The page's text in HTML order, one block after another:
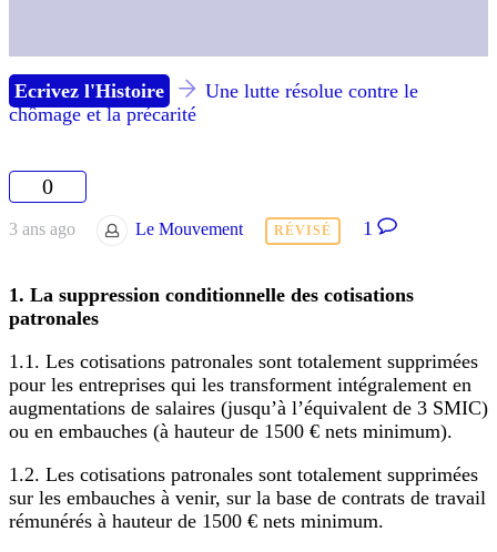
Ecrivez l'Histoire
Une lutte résolue contre le
chômage et la précarité
0
3 ans ago Le Mouvement RÉVISÉ 1
1. La suppression conditionnelle des cotisations
patronales
1.1. Les cotisations patronales sont totalement supprimées
pour les entreprises qui les transforment intégralement en
augmentations de salaires (jusqu’à l’équivalent de 3 SMIC)
ou en embauches (à hauteur de 1500 € nets minimum).
1.2. Les cotisations patronales sont totalement supprimées
sur les embauches à venir, sur la base de contrats de travail
rémunérés à hauteur de 1500 € nets minimum.